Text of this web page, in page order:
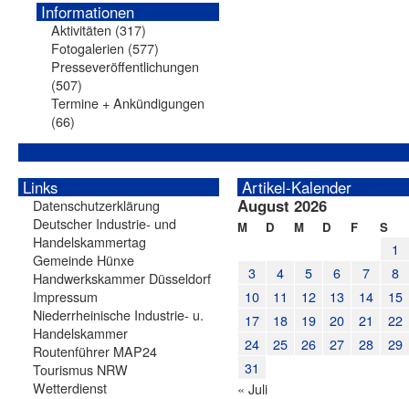
Informationen
Aktivitäten (317)
Fotogalerien (577)
Presseveröffentlichungen
(507)
Termine + Ankündigungen
(66)
Links
Datenschutzerklärung
Deutscher Industrie- und
Handelskammertag
Gemeinde Hünxe
Handwerkskammer Düsseldorf
Impressum
Niederrheinische Industrie- u.
Handelskammer
Routenführer MAP24
Tourismus NRW
Wetterdienst
Artikel-Kalender
August 2026
M D M D F S
1
3
4 5 6 7
8
10
11 12 13 14
15
17
18 19 20 21
22
24
25 26 27 28
29
31
« Juli